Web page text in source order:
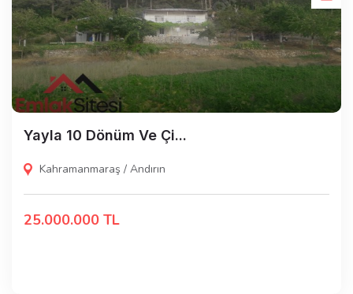
Yayla 10 Dönüm Ve Çi...
Kahramanmaraş / Andırın
25.000.000 TL